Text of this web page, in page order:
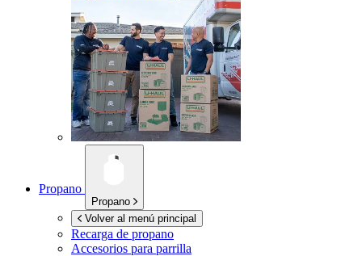
Propano
Propano
Volver al menú principal
Recarga de propano
Accesorios para parrilla